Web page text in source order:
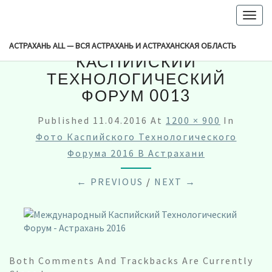
АСТРАХАНЬ ALL — ВСЯ АСТРАХАНЬ И АСТРАХАНСКАЯ ОБЛАСТЬ
МЕЖДУНАРОДНЫЙ
КАСПИЙСКИЙ
ТЕХНОЛОГИЧЕСКИЙ
ФОРУМ 0013
Published 11.04.2016 At 1200 × 900 In
Фото Каспийского Технологического
Форума 2016 В Астрахани
← PREVIOUS / NEXT →
Both Comments And Trackbacks Are Currently